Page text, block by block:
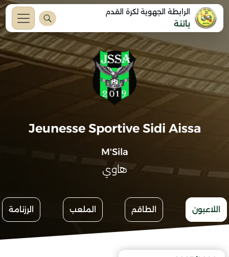
الرابطة الجهوية لكرة القدم
باتنة
Jeunesse Sportive Sidi Aissa
M'Sila
هاوي
اللاعبون الطاقم الملعب الرزنامة